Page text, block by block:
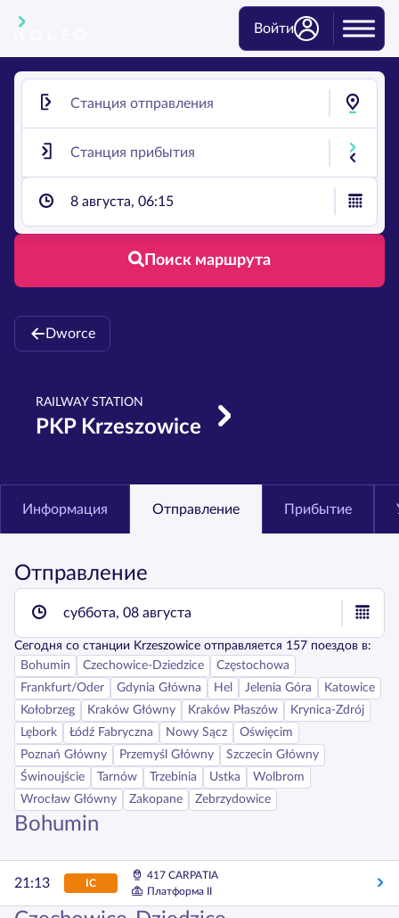
Войти
8 августа, 06:15
Поиск маршрута
Dworce
RAILWAY STATION
PKP Krzeszowice
Информация Отправление Прибытие
Отправление
суббота, 08 августа
Сегодня со станции Krzeszowice отправляется 157 поездов в:
Bohumin
Czechowice-Dziedzice
Częstochowa
Frankfurt/Oder
Gdynia Główna Hel Jelenia Góra
Katowice
Kołobrzeg
Kraków Główny Kraków Płaszów
Krynica-Zdrój
Lębork
Łódź Fabryczna Nowy Sącz
Oświęcim
Poznań Główny
Przemyśl Główny
Szczecin Główny
Świnoujście
Tarnów Trzebinia Ustka
Wolbrom
Wrocław Główny
Zakopane Zebrzydowice
Bohumin
21:13 IC
417 CARPATIA
Платформа II